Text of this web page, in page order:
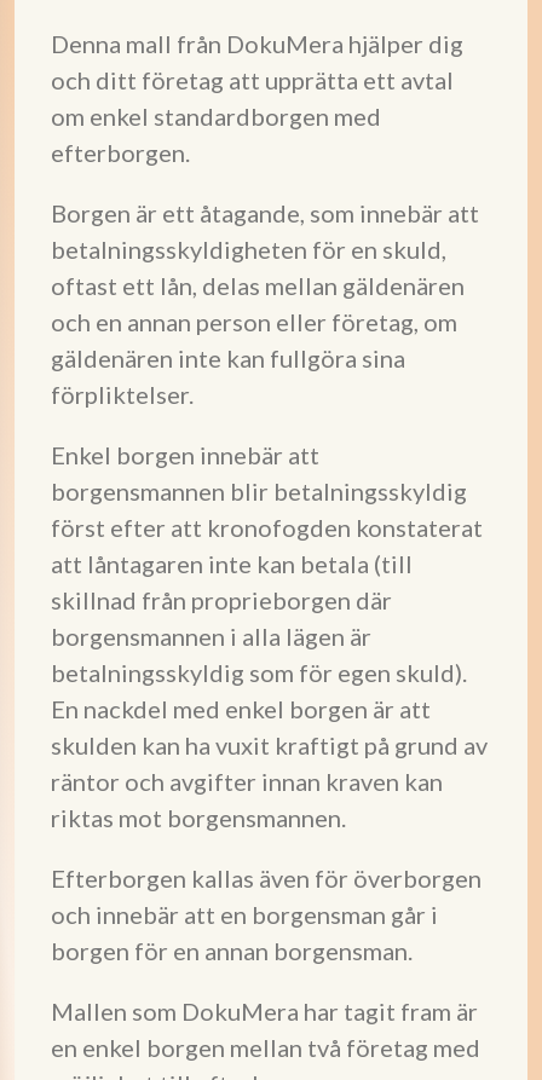
Denna mall från DokuMera hjälper dig
och ditt företag att upprätta ett avtal
om enkel standardborgen med
efterborgen.
Borgen är ett åtagande, som innebär att
betalningsskyldigheten för en skuld,
oftast ett lån, delas mellan gäldenären
och en annan person eller företag, om
gäldenären inte kan fullgöra sina
förpliktelser.
Enkel borgen innebär att
borgensmannen blir betalningsskyldig
först efter att kronofogden konstaterat
att låntagaren inte kan betala (till
skillnad från proprieborgen där
borgensmannen i alla lägen är
betalningsskyldig som för egen skuld).
En nackdel med enkel borgen är att
skulden kan ha vuxit kraftigt på grund av
räntor och avgifter innan kraven kan
riktas mot borgensmannen.
Efterborgen kallas även för överborgen
och innebär att en borgensman går i
borgen för en annan borgensman.
Mallen som DokuMera har tagit fram är
en enkel borgen mellan två företag med